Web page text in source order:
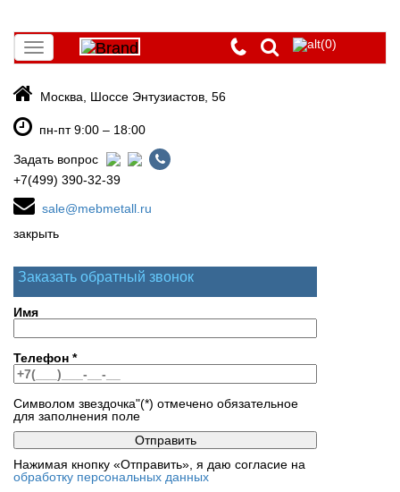
Toggle
navigation
(0)
Москва, Шоссе Энтузиастов, 56
пн-пт 9:00 – 18:00
Задать вопрос
+7(499) 390-32-39
sale@mebmetall.ru
закрыть
Заказать обратный звонок
Имя
Телефон *
Символом звездочка"(*) отмечено обязательное
для заполнения поле
Нажимая кнопку «Отправить», я даю согласие на
обработку персональных данных